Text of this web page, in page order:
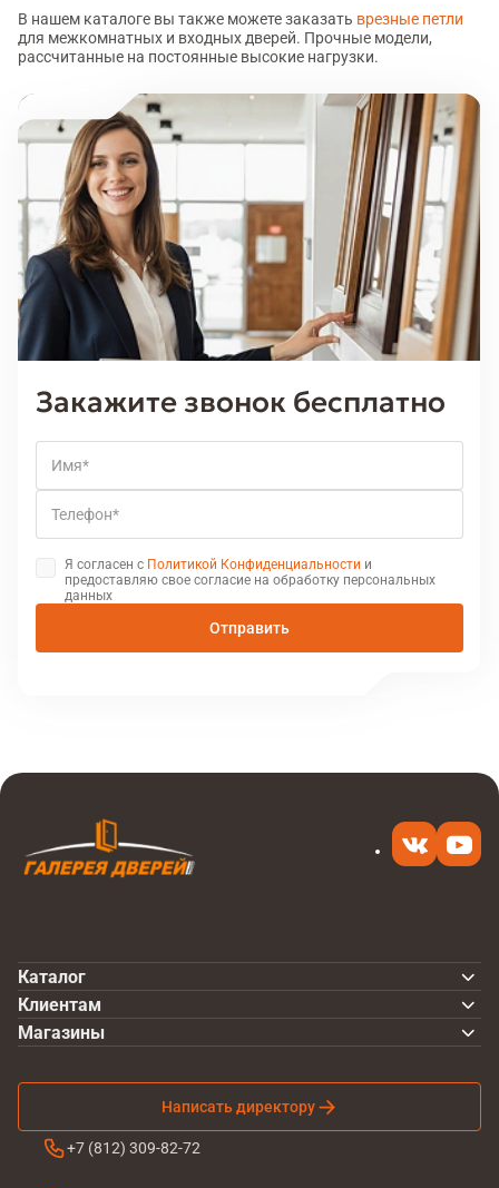
В нашем каталоге вы также можете заказать врезные петли
для межкомнатных и входных дверей. Прочные модели,
рассчитанные на постоянные высокие нагрузки.
Закажите звонок бесплатно
Имя
Телефон
Я согласен с Политикой Конфиденциальности и
предоставляю свое согласие на обработку персональных
данных
Отправить
Каталог
Клиентам
Написать директору
+7 (812) 309-82-72
Магазины